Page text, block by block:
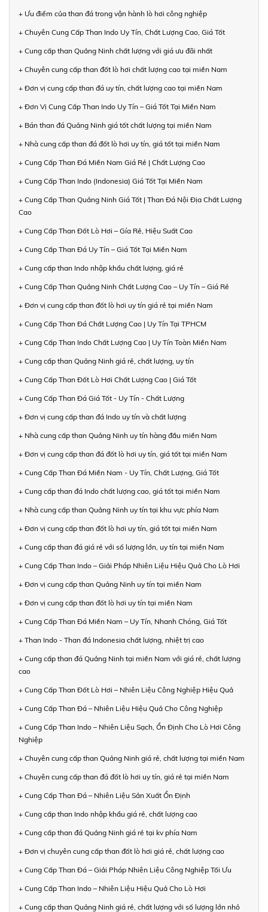
+ Ưu điểm của than đá trong vận hành lò hơi công nghiệp
+ Chuyên Cung Cấp Than Indo Uy Tín, Chất Lượng Cao, Giá Tốt
+ Cung cấp than Quảng Ninh chất lượng với giá ưu đãi nhất
+ Chuyên cung cấp than đốt lò hơi chất lượng cao tại miền Nam
+ Đơn vị cung cấp than đá uy tín, chất lượng cao tại miền Nam
+ Đơn Vị Cung Cấp Than Indo Uy Tín – Giá Tốt Tại Miền Nam
+ Bán than đá Quảng Ninh giá tốt chất lượng tại miền Nam
+ Nhà cung cấp than đá đốt lò hơi uy tín, giá tốt tại miền Nam
+ Cung Cấp Than Đá Miền Nam Giá Rẻ | Chất Lượng Cao
+ Cung Cấp Than Indo (Indonesia) Giá Tốt Tại Miền Nam
+ Cung Cấp Than Quảng Ninh Giá Tốt | Than Đá Nội Địa Chất Lượng
Cao
+ Cung Cấp Than Đốt Lò Hơi – Gía Rẻ, Hiệu Suất Cao
+ Cung Cấp Than Đá Uy Tín – Giá Tốt Tại Miền Nam
+ Cung cấp than Indo nhập khẩu chất lượng, giá rẻ
+ Cung Cấp Than Quảng Ninh Chất Lượng Cao – Uy Tín – Giá Rẻ
+ Đơn vị cung cấp than đốt lò hơi uy tín giá rẻ tại miền Nam
+ Cung Cấp Than Đá Chất Lượng Cao | Uy Tín Tại TPHCM
+ Cung Cấp Than Indo Chất Lượng Cao | Uy Tín Toàn Miền Nam
+ Cung cấp than Quảng Ninh giá rẻ, chất lượng, uy tín
+ Cung Cấp Than Đốt Lò Hơi Chất Lượng Cao | Giá Tốt
+ Cung Cấp Than Đá Giá Tốt - Uy Tín - Chất Lượng
+ Đơn vị cung cấp than đá Indo uy tín và chất lượng
+ Nhà cung cấp than Quảng Ninh uy tín hàng đầu miền Nam
+ Đơn vị cung cấp than đá đốt lò hơi uy tín, giá tốt tại miền Nam
+ Cung Cấp Than Đá Miền Nam - Uy Tín, Chất Lượng, Giá Tốt
+ Cung cấp than đá Indo chất lượng cao, giá tốt tại miền Nam
+ Nhà cung cấp than Quảng Ninh uy tín tại khu vực phía Nam
+ Đơn vị cung cấp than đốt lò hơi uy tín, giá tốt tại miền Nam
+ Cung cấp than đá giá rẻ với số lượng lớn, uy tín tại miền Nam
+ Cung Cấp Than Indo – Giải Pháp Nhiên Liệu Hiệu Quả Cho Lò Hơi
+ Đơn vị cung cấp than Quảng Ninh uy tín tại miền Nam
+ Đơn vị cung cấp than đốt lò hơi uy tín tại miền Nam
+ Cung Cấp Than Đá Miền Nam – Uy Tín, Nhanh Chóng, Giá Tốt
+ Than Indo - Than đá Indonesia chất lượng, nhiệt trị cao
+ Cung cấp than đá Quảng Ninh tại miền Nam với giá rẻ, chất lượng
cao
+ Cung Cấp Than Đốt Lò Hơi – Nhiên Liệu Công Nghiệp Hiệu Quả
+ Cung Cấp Than Đá – Nhiên Liệu Hiệu Quả Cho Công Nghiệp
+ Cung Cấp Than Indo – Nhiên Liệu Sạch, Ổn Định Cho Lò Hơi Công
Nghiệp
+ Chuyên cung cấp than Quảng Ninh giá rẻ, chất lượng tại miền Nam
+ Chuyên cung cấp than đá đốt lò hơi uy tín, giá rẻ tại miền Nam
+ Cung Cấp Than Đá – Nhiên Liệu Sản Xuất Ổn Định
+ Cung cấp than Indo nhập khẩu giá rẻ, chất lượng cao
+ Cung cấp than đá Quảng Ninh giá rẻ tại kv phía Nam
+ Đơn vị chuyên cung cấp than đốt lò hơi giá rẻ, chất lượng cao
+ Cung Cấp Than Đá – Giải Pháp Nhiên Liệu Công Nghiệp Tối Ưu
+ Cung Cấp Than Indo – Nhiên Liệu Hiệu Quả Cho Lò Hơi
+ Cung cấp than Quảng Ninh giá rẻ, chất lượng với số lượng lớn nhỏ